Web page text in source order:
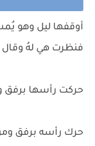
أوقفها ليل وهو
فنظرت هي لهُ وقال
حركت رأسها برفق
حرك رأسه برفق